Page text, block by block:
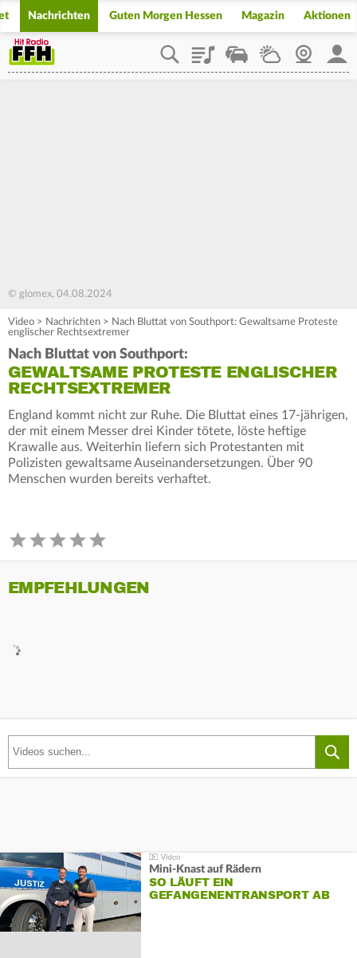
Nachrichten Guten Morgen Hessen Magazin Aktionen
PlaylistStaupilotWetterWebcam
© glomex, 04.08.2024
Video > Nachrichten > Nach Bluttat von Southport: Gewaltsame Proteste
englischer Rechtsextremer
Nach Bluttat von Southport:
GEWALTSAME PROTESTE ENGLISCHER
RECHTSEXTREMER
England kommt nicht zur Ruhe. Die Bluttat eines 17-jährigen,
der mit einem Messer drei Kinder tötete, löste heftige
Krawalle aus. Weiterhin liefern sich Protestanten mit
Polizisten gewaltsame Auseinandersetzungen. Über 90
Menschen wurden bereits verhaftet.
EMPFEHLUNGEN
Mini-Knast auf Rädern
SO LÄUFT EIN
GEFANGENENTRANSPORT AB